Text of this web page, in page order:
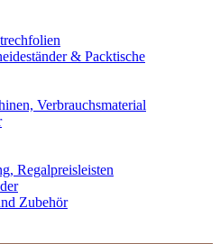
& Packtische
Verbrauchsmaterial
Regalpreisleisten
Zubehör